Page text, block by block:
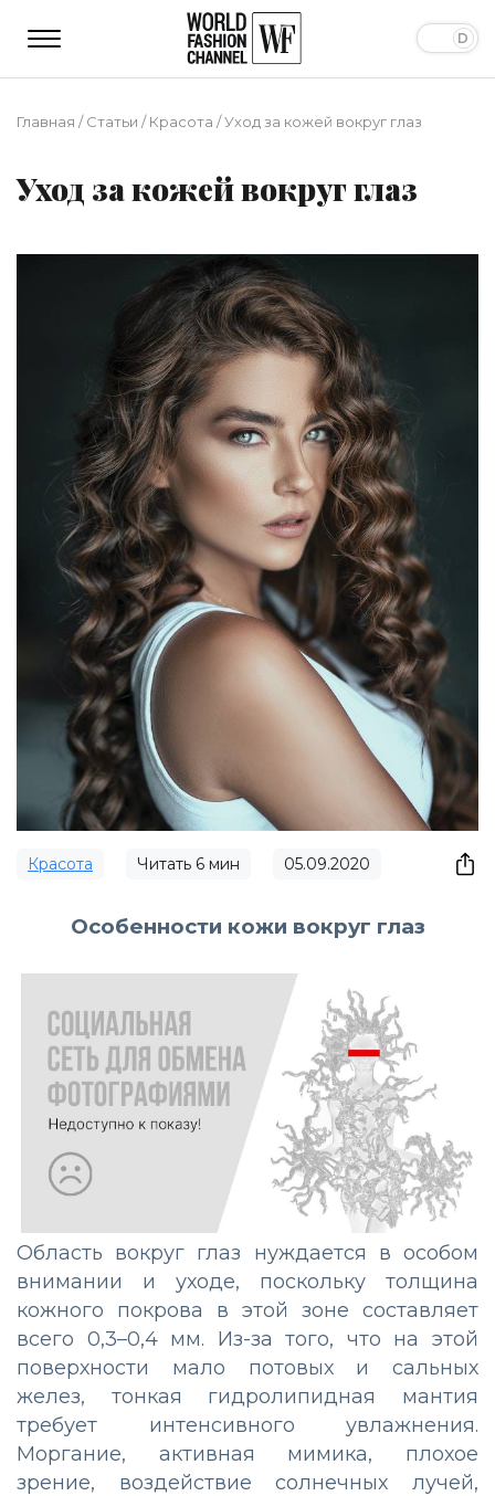
Главная /Статьи /Красота /Уход за кожей вокруг глаз
Уход за кожей вокруг глаз
Красота Читать 6 мин 05.09.2020
Особенности кожи вокруг глаз
Область вокруг глаз нуждается в особом
внимании и уходе, поскольку толщина
кожного покрова в этой зоне составляет
всего 0,3–0,4 мм. Из-за того, что на этой
поверхности мало потовых и сальных
желез, тонкая гидролипидная мантия
требует интенсивного увлажнения.
Моргание, активная мимика, плохое
зрение, воздействие солнечных лучей,